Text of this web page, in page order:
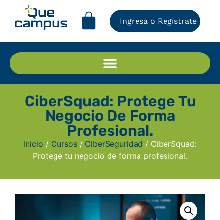
Ingresa o Regístrate
CiberSquad: Protege Tu
Negocio De Forma
Profesional.
Inicio / Cursos / CiberSeguridad / CiberSquad:
Protege tu negocio de forma profesional.